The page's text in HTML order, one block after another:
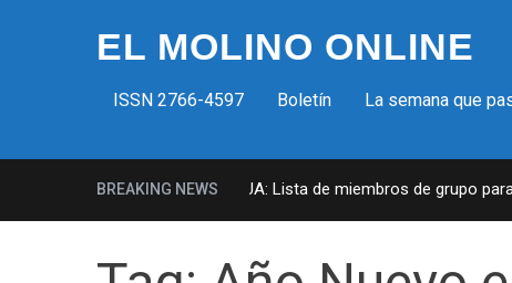
EL MOLINO ONLINE
ISSN 2766-4597 Boletín La semana que
BREAKING NEWS
Milicias fascistas en EUA: Lista de miembros de grupo